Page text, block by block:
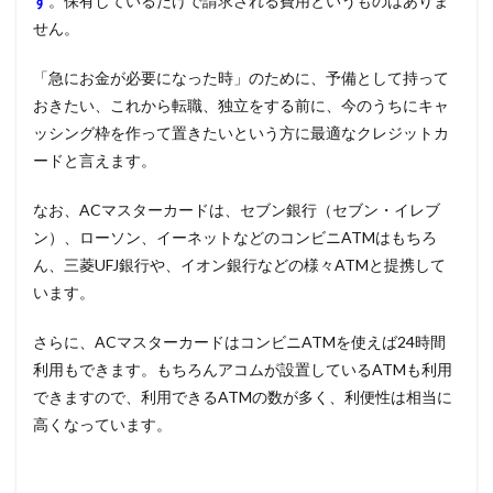
せん。
「急にお金が必要になった時」のために、予備として持って
おきたい、これから転職、独立をする前に、今のうちにキャ
ッシング枠を作って置きたいという方に最適なクレジットカ
ードと言えます。
なお、ACマスターカードは、セブン銀行（セブン・イレブ
ン）、ローソン、イーネットなどのコンビニATMはもちろ
ん、三菱UFJ銀行や、イオン銀行などの様々ATMと提携して
います。
さらに、ACマスターカードはコンビニATMを使えば24時間
利用もできます。もちろんアコムが設置しているATMも利用
できますので、利用できるATMの数が多く、利便性は相当に
高くなっています。